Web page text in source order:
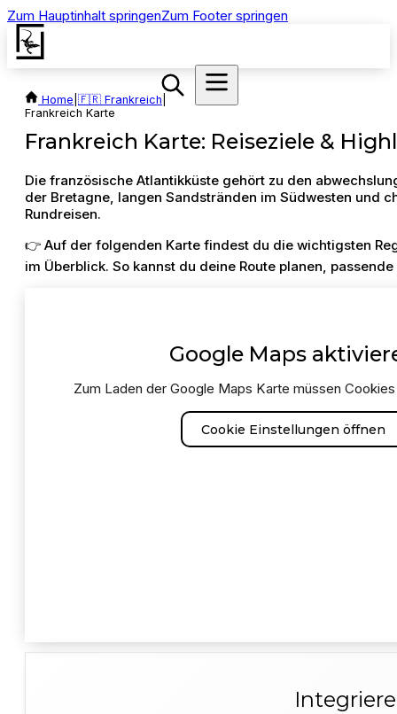
Zum Hauptinhalt springenZum Footer springen
Home 🇫🇷 Frankreich
Frankreich Karte
Frankreich Karte: Reiseziele &
Die französische Atlantikküste gehört zu den
der Bretagne, langen Sandstränden im Südwesten und
Rundreisen.
👉 Auf der folgenden Karte findest du die wichtigsten
im Überblick. So kannst du deine Route planen,
Google Maps
Zum Laden der Google Maps Karte müssen
Cookie Einstellungen öffnen